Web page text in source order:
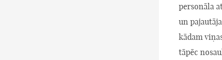
personāla
un
kādam
tāpēc